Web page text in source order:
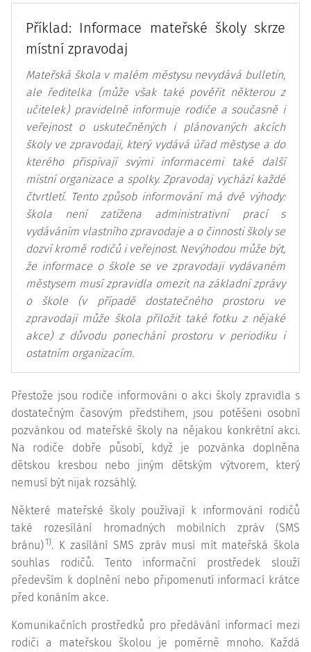
Příklad: Informace mateřské školy skrze
místní zpravodaj
Mateřská škola v malém městysu nevydává bulletin,
ale ředitelka (může však také pověřit některou z
učitelek) pravidelně informuje rodiče a současně i
veřejnost o uskutečněných i plánovaných akcích
školy ve zpravodaji, který vydává úřad městyse a do
kterého přispívají svými informacemi také další
místní organizace a spolky. Zpravodaj vychází každé
čtvrtletí. Tento způsob informování má dvě výhody:
škola není zatížena administrativní prací s
vydáváním vlastního zpravodaje a o činnosti školy se
dozví kromě rodičů i veřejnost. Nevýhodou může být,
že informace o škole se ve zpravodaji vydávaném
městysem musí zpravidla omezit na základní zprávy
o škole (v případě dostatečného prostoru ve
zpravodaji může škola přiložit také fotku z nějaké
akce) z důvodu ponechání prostoru v periodiku i
ostatním organizacím.
Přestože jsou rodiče informováni o akci školy zpravidla s
dostatečným časovým předstihem, jsou potěšeni osobní
pozvánkou od mateřské školy na nějakou konkrétní akci.
Na rodiče dobře působí, když je pozvánka doplněna
dětskou kresbou nebo jiným dětským výtvorem, který
nemusí být nijak rozsáhlý.
Některé mateřské školy používají k informování rodičů
také rozesílání hromadných mobilních zpráv (SMS
bránu)1). K zasílání SMS zpráv musí mít mateřská škola
souhlas rodičů. Tento informační prostředek slouží
především k doplnění nebo připomenutí informací krátce
před konáním akce.
Komunikačních prostředků pro předávání informací mezi
rodiči a mateřskou školou je poměrně mnoho. Každá